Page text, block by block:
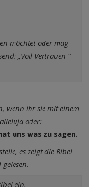
möchtet oder mag
„Voll Vertrauen “
wenn ihr sie mit einem
oder:
uns was zu sagen.
es zeigt die Bibel
ein.